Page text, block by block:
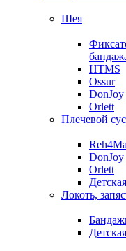
Шея
HTMS
Ossur
DonJoy
Orlett
Плечевой
DonJoy
Orlett
Локоть,